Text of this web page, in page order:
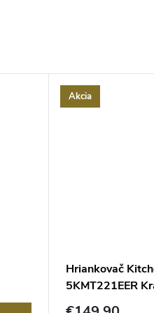
Akcia
Hriankovač
5KMT221EER